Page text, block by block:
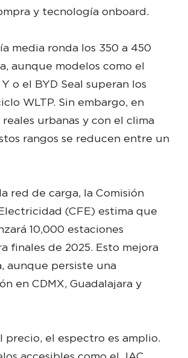
y tecnología onboard.
media ronda los 350 a 450
aunque modelos como el
o el BYD Seal superan los
WLTP. Sin embargo, en
urbanas y con el clima
rangos se reducen entre un
red de carga, la Comisión
(CFE) estima que
10,000 estaciones
finales de 2025. Esto mejora
aunque persiste una
en CDMX, Guadalajara y
precio, el espectro es amplio.